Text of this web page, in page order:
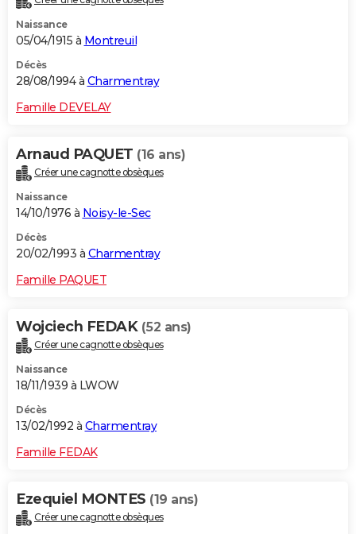
Naissance
05/04/1915 à Montreuil
Décès
28/08/1994 à Charmentray
Famille DEVELAY
Arnaud PAQUET (16 ans)
Créer une cagnotte obsèques
Naissance
14/10/1976 à Noisy-le-Sec
Décès
20/02/1993 à Charmentray
Famille PAQUET
Wojciech FEDAK (52 ans)
Créer une cagnotte obsèques
Naissance
18/11/1939 à LWOW
Décès
13/02/1992 à Charmentray
Famille FEDAK
Ezequiel MONTES (19 ans)
Créer une cagnotte obsèques